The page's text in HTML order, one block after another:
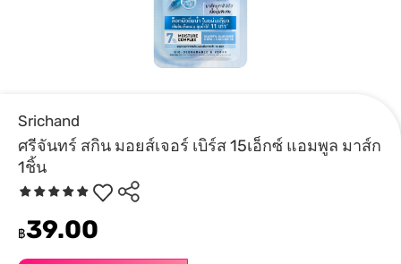
Srichand
ศรีจันทร์ สกิน มอยส์เจอร์ เบิร์ส 15เอ็กซ์ แอมพูล มาส์ก
1ชิ้น
฿39.00